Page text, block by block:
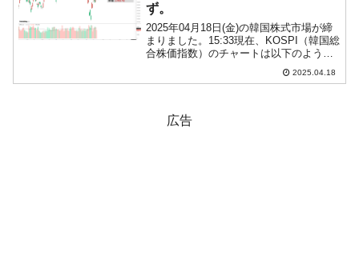
ず。
2025年04月18日(金)の韓国株式市場が締
まりました。15:33現在、KOSPI（韓国総
合株価指数）のチャートは以下のように
『Investing.com』より引用）。一応陽線
2025.04.18
広告